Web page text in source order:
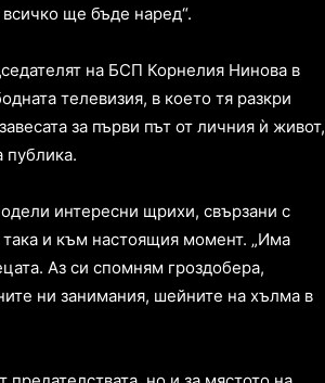
ще бъде наред“.
на БСП Корнелия Нинова в
телевизия, в което тя разкри
за първи път от личния ѝ живот,
публика.
интересни щрихи, свързани с
и към настоящия момент. „Има
Аз си спомням гроздобера,
ни занимания, шейните на хълма в